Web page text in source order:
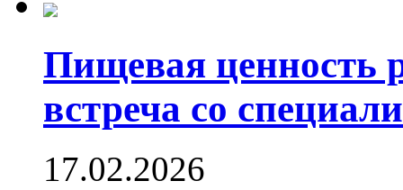
Пищевая ценность
встреча со
17.02.2026